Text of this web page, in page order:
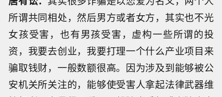
所谓共同相处，然后男方或者女方，其实也不光
女孩受害，也有男孩受害，虚构一些所谓的投
资，我要去创业，我要打理一个什么产业项目来
骗取钱财，一般数额很高。因为涉及到能够被公
安机关所关注的，能够使受害人拿起法律武器维